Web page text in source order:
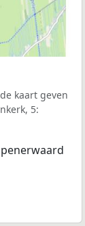
kaart geven
5: